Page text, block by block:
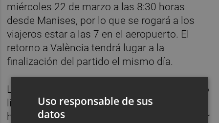
miércoles 22 de marzo a las 8:30 horas
desde Manises, por lo que se rogará a los
viajeros estar a las 7 en el aeropuerto. El
retorno a València tendrá lugar a la
finalización del partido el mismo día.
Los asistentes al viaje dispondrán de tiempo
libre para visitar una ciudad cuyo centro
histórico es Patrimonio de la Humanidad por
Uso responsable de sus
datos